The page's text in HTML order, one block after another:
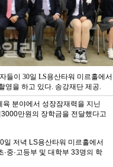
들이 30일 LS용산타워 미르홀에
영을 하고 있다. 송강재단 제공.
육 분야에서 성장잠재력을 지닌
만원의 장학금을 전달했다고
일 저녁 LS용산타워 미르홀에서
중·고등부 및 대학부 33명의 학